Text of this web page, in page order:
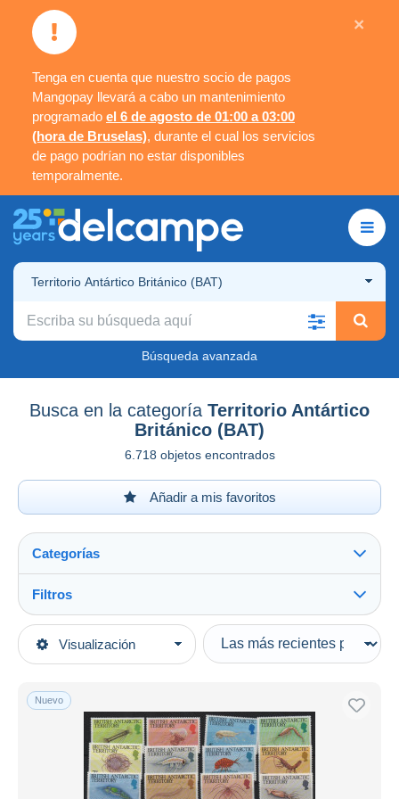
Tenga en cuenta que nuestro socio de pagos
Mangopay llevará a cabo un mantenimiento
programado el 6 de agosto de 01:00 a 03:00
(hora de Bruselas), durante el cual los servicios
de pago podrían no estar disponibles
temporalmente.
×
Territorio Antártico Británico (BAT)
Búsqueda avanzada
Busca en la categoría Territorio Antártico
Británico (BAT)
6.718 objetos encontrados
Añadir a mis favoritos
Visualización
Categorías
Categorías principales
Antártida
Territorio Antártico Británico (BAT)
Ver todo
Filtros
Tipo de venta
Activas
Subasta con ofertas
Subastas sin pujas
Casa de subastas
Vendidos
Nuevo